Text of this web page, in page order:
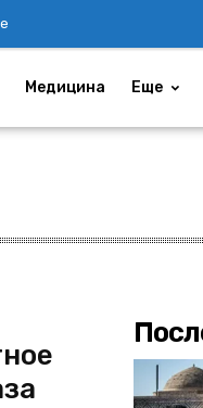
Медицина Еще